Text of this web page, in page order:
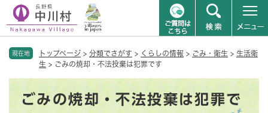
現在地 トップページ > 分類でさがす > くらしの情報 > ごみ・衛生 > 生活衛
生 > ごみの焼却・不法投棄は犯罪です
ごみの焼却・不法投棄は犯罪で